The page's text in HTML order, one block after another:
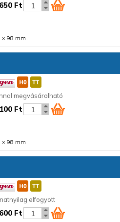
Ft
× 98 mm
megvásárolható
Ft
× 98 mm
elfogyott
Ft